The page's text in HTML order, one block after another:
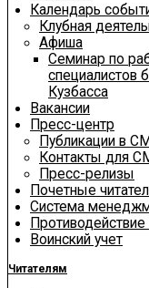
Календарь
Клубная
Афиша
Семинар по
специалистов
Кузбасса
Вакансии
Пресс-центр
Публикации в
Контакты для
Пресс-релизы
Почетные
Система
Воинский учет
Читателям